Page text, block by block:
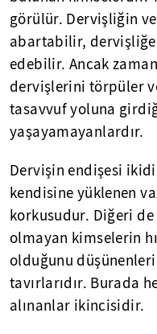
görülür. Dervişliğin
abartabilir, dervişliğe
edebilir. Ancak
dervişlerini törpüler
tasavvuf yoluna
yaşayamayanlardır.
Dervişin endişesi
kendisine yüklenen
korkusudur. Diğeri
olmayan kimselerin
olduğunu
tavırlarıdır. Burada
alınanlar ikincisidir.